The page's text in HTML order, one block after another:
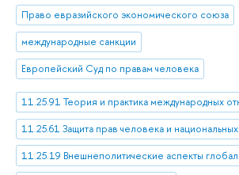
Право евразийского экономического союза
международные санкции
Европейский Суд по правам человека
11.25.61 Защита прав человека и
11.25.19 Внешнеполитические аспекты